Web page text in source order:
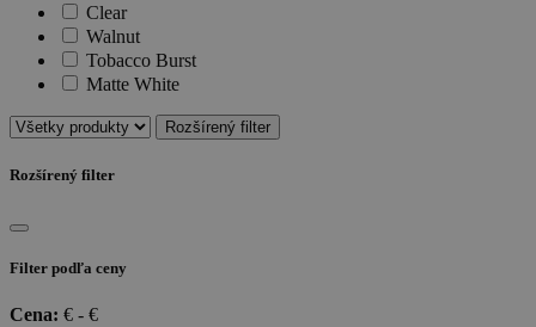
Clear
Walnut
Tobacco Burst
Matte White
Rozšírený filter
Rozšírený filter
Filter podľa ceny
Cena: € - €